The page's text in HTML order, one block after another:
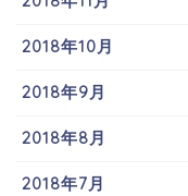
2018年10月
2018年9月
2018年8月
2018年7月